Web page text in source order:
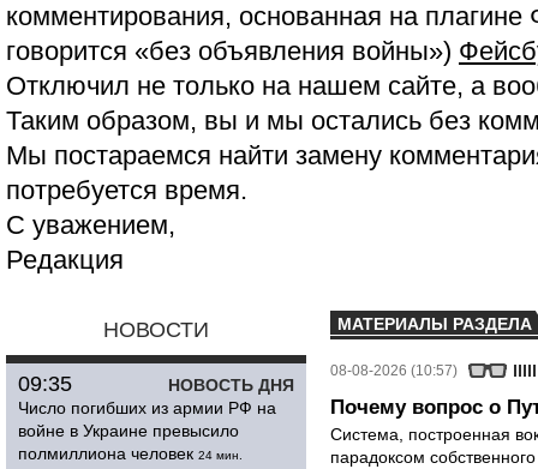
комментирования, основанная на
говорится «без объявления войны»)
Отключил не только на нашем сайте, а
Таким образом, вы и мы остались без
Мы постараемся найти замену
потребуется время.
С уважением,
Редакция
НОВОСТИ
НОВОСТЬ ДНЯ
09:35
Число погибших из армии РФ на
войне в Украине превысило
полмиллиона человек 24 мин.
МАТЕРИАЛЫ РАЗДЕЛА
08-08-2026 (10:57)
Почему вопрос о
Система, построенная
парадоксом